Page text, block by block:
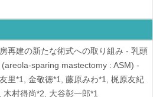
再建の新たな術式への取り組み - 乳頭
sparing mastectomy : ASM) -
里*1, 金敬徳*1, 藤原みわ*1, 梶原友紀
村得尚*2, 大谷彰一郎*1